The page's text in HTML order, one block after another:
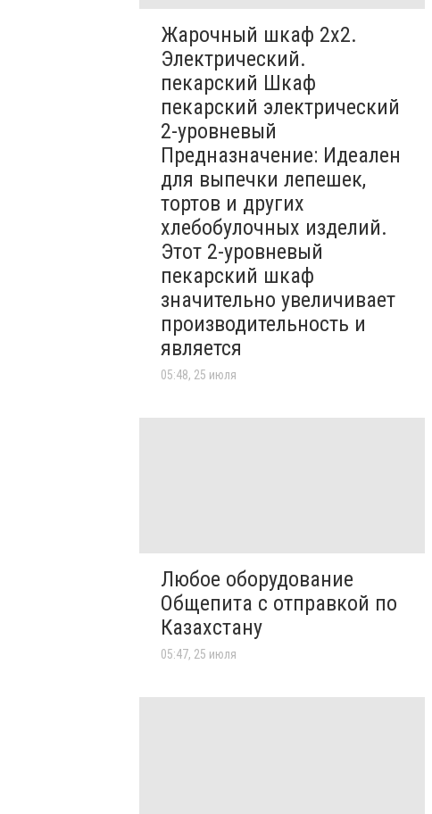
Жарочный шкаф 2х2.
Электрический.
пекарский Шкаф
пекарский электрический
2-уровневый
Предназначение: Идеален
для выпечки лепешек,
тортов и других
хлебобулочных изделий.
Этот 2-уровневый
пекарский шкаф
значительно увеличивает
производительность и
является
05:48, 25 июля
Любое оборудование
Общепита с отправкой по
Казахстану
05:47, 25 июля